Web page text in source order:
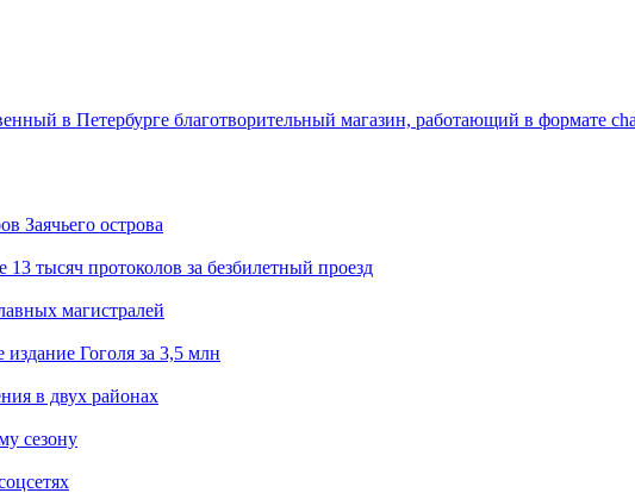
в Петербурге благотворительный магазин, работающий в формате
Заячьего острова
тысяч протоколов за безбилетный проезд
магистралей
Гоголя за 3,5 млн
в двух районах
сезону